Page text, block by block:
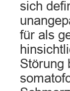
sich
für als
Störung